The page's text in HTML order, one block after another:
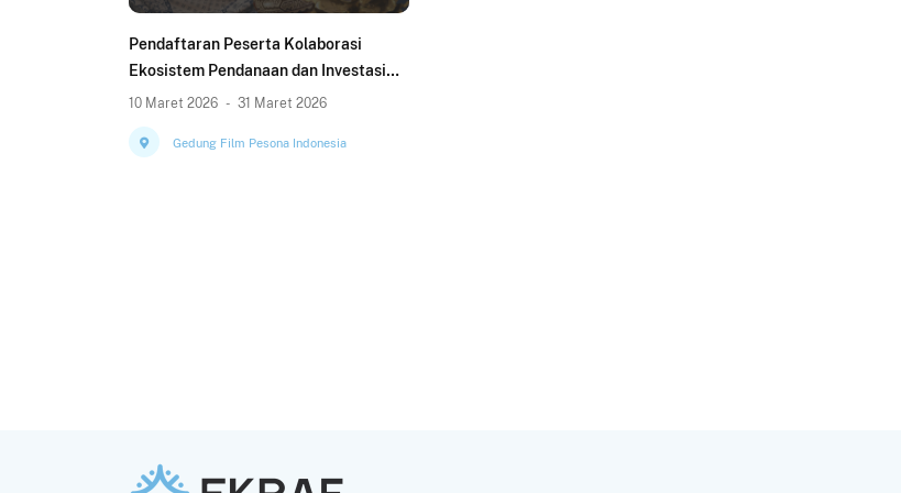
Pendaftaran Peserta Kolaborasi
Ekosistem Pendanaan dan Investasi
(KOLEKSI) KRIYA 2026
10 Maret 2026 - 31 Maret 2026
Gedung Film Pesona Indonesia